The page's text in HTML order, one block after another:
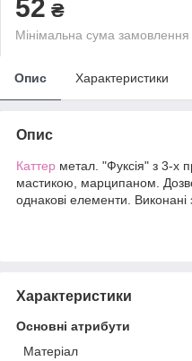
52 ₴
Мінімальна сума
Опис Характеристики
Опис
Каттер метал. "Фуксія" з 3-х
мастикою, марципаном.
однакові елементи. Виконані
Характеристики
Основні атрибути
Матеріал